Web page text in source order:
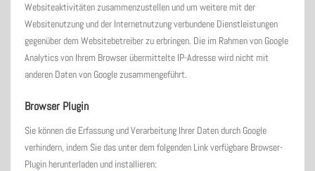
Websiteaktivitäten zusammenzustellen und um weitere mit der
Websitenutzung und der Internetnutzung verbundene Dienstleistungen
gegenüber dem Websitebetreiber zu erbringen. Die im Rahmen von Google
Analytics von Ihrem Browser übermittelte IP-Adresse wird nicht mit
anderen Daten von Google zusammengeführt.
Browser Plugin
Sie können die Erfassung und Verarbeitung Ihrer Daten durch Google
verhindern, indem Sie das unter dem folgenden Link verfügbare Browser-
Plugin herunterladen und installieren: